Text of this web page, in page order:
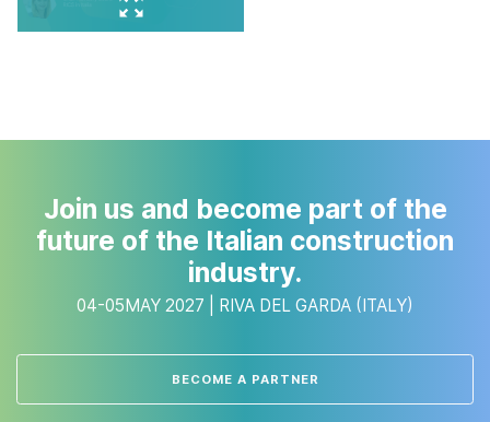
Join us and become part of the
future of the Italian construction
industry.
04-05MAY 2027 | RIVA DEL GARDA (ITALY)
BECOME A PARTNER